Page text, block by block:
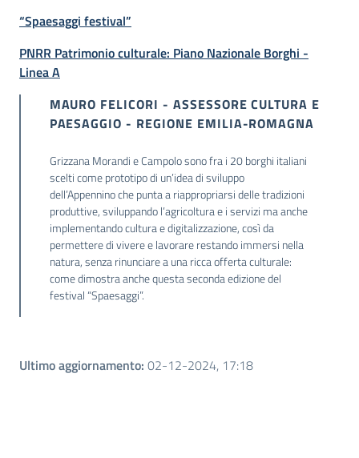
“Spaesaggi festival”
PNRR Patrimonio culturale: Piano Nazionale Borghi -
Linea A
MAURO FELICORI - ASSESSORE CULTURA E
PAESAGGIO - REGIONE EMILIA-ROMAGNA
Grizzana Morandi e Campolo sono fra i 20 borghi italiani
scelti come prototipo di un’idea di sviluppo
dell’Appennino che punta a riappropriarsi delle tradizioni
produttive, sviluppando l’agricoltura e i servizi ma anche
implementando cultura e digitalizzazione, così da
permettere di vivere e lavorare restando immersi nella
natura, senza rinunciare a una ricca offerta culturale:
come dimostra anche questa seconda edizione del
festival “Spaesaggi”.
Ultimo aggiornamento: 02-12-2024, 17:18